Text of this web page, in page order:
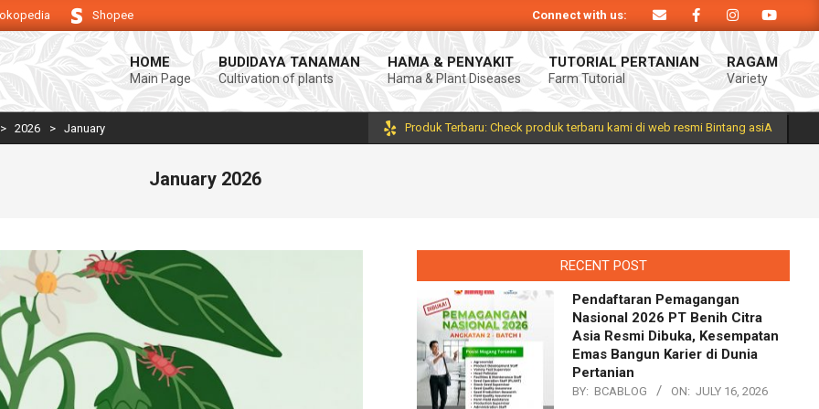
keberhasilan usaha tani anda. Selamat datang di Blog Bintang asiA. Produk Bintang asiA produk nasional hasil inovasi anak negeri untuk
Shopee Connect with us:
HOME
Main Page
BUDIDAYA TANAMAN
Cultivation of plants
HAMA & PENYAKIT
Hama & Plant Diseases
TUTORIAL PERTANIAN
Farm Tutorial
RAGAM
Variety
> 2026 > January Produk Terbaru: Check produk terbaru kami di web resmi Bintang asiA
January 2026
RECENT POST
Pendaftaran Pemagangan
Nasional 2026 PT Benih Citra
Asia Resmi Dibuka, Kesempatan
Emas Bangun Karier di Dunia
Pertanian
BY: BCABLOG ON: JULY 16, 2026